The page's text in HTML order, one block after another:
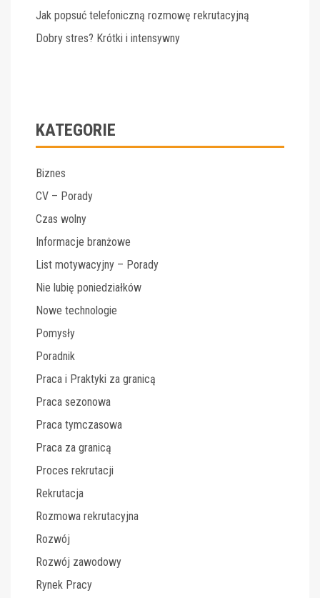
Jak popsuć telefoniczną rozmowę rekrutacyjną
Dobry stres? Krótki i intensywny
KATEGORIE
Biznes
CV – Porady
Czas wolny
Informacje branżowe
List motywacyjny – Porady
Nie lubię poniedziałków
Nowe technologie
Pomysły
Poradnik
Praca i Praktyki za granicą
Praca sezonowa
Praca tymczasowa
Praca za granicą
Proces rekrutacji
Rekrutacja
Rozmowa rekrutacyjna
Rozwój
Rozwój zawodowy
Rynek Pracy